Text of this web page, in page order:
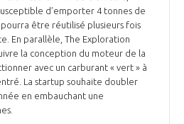
d’emporter 4 tonnes de
être réutilisé plusieurs fois
En parallèle, The Exploration
la conception du moteur de la
avec un carburant « vert » à
La startup souhaite doubler
en embauchant une